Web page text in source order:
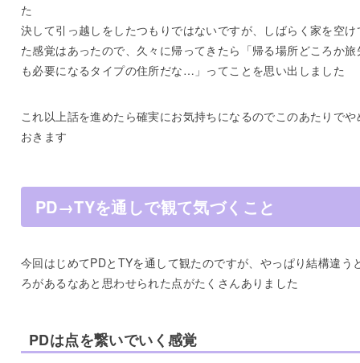
た
決して引っ越しをしたつもりではないですが、しばらく家を空け
た感覚はあったので、久々に帰ってきたら「帰る場所どころか旅
も必要になるタイプの住所だな…」ってことを思い出しました
これ以上話を進めたら確実にお気持ちになるのでこのあたりでや
おきます
PD→TYを通しで観て気づくこと
今回はじめてPDとTYを通して観たのですが、やっぱり結構違う
ろがあるなあと思わせられた点がたくさんありました
PDは点を繋いでいく感覚